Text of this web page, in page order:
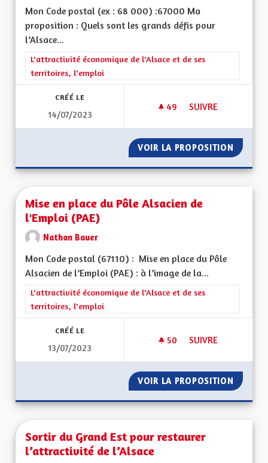
Mon Code postal (ex : 68 000) :67000 Ma
proposition : Quels sont les grands défis pour
l’Alsace...
Filtrer les résultats de la catégorie : L'attractivité
L'attractivité économique de l'Alsace et de ses
territoires, l'emploi
CRÉÉ LE
14/07/2023
49 49 ABONNÉS
SUIVRE
VOIR LA PROPOSITION POUR
Mise en place du Pôle Alsacien de
l'Emploi (PAE)
Nathan Bauer
Mon Code postal (67110) : Mise en place du Pôle
Alsacien de l’Emploi (PAE) : à l’image de la...
Filtrer les résultats de la catégorie : L'attractivité
L'attractivité économique de l'Alsace et de ses
territoires, l'emploi
CRÉÉ LE
13/07/2023
50 50 ABONNÉS
SUIVRE
VOIR LA PROPOSITION MISE
Sortir du Grand Est pour restaurer
l’attractivité de l’Alsace